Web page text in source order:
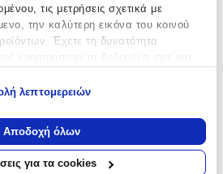
τις μετρήσεις σχετικά με
την καλύτερη εικόνα του κοινού
Έχετε τη δυνατότητα
σχετικά με τη γεωγραφική
μπορεί να είναι ακριβείς σε
λεπτομερειών
Αποδοχή όλων
για τα cookies